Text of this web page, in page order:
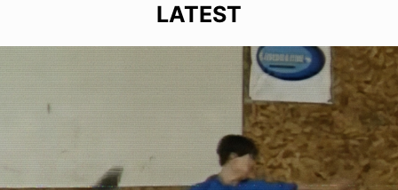
LATEST